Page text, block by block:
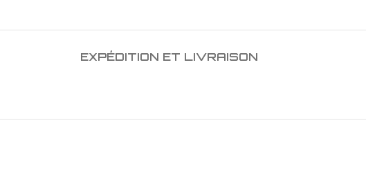
EXPÉDITION ET LIVRAISON